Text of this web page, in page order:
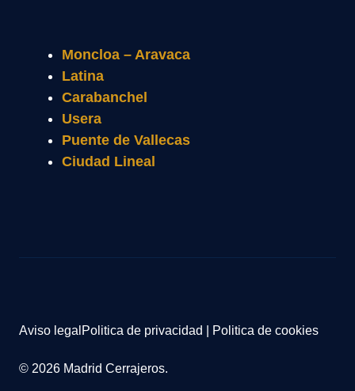
Moncloa – Aravaca
Latina
Carabanchel
Usera
Puente de Vallecas
Ciudad Lineal
© 2026 Madrid Cerrajeros.
Aviso legal Politica de privacidad Politica de cookies